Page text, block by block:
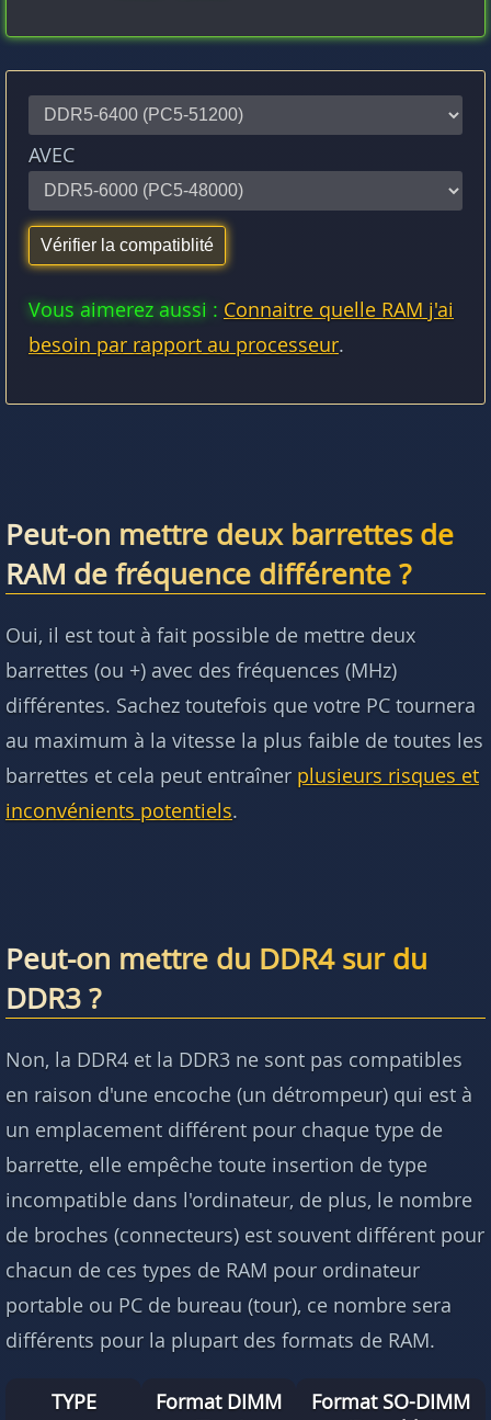
AVEC
Vous aimerez aussi : Connaitre quelle RAM j'ai
besoin par rapport au processeur.
Peut-on mettre deux barrettes de
RAM de fréquence différente ?
Oui, il est tout à fait possible de mettre deux
barrettes (ou +) avec des fréquences (MHz)
différentes. Sachez toutefois que votre PC tournera
au maximum à la vitesse la plus faible de toutes les
barrettes et cela peut entraîner plusieurs risques et
inconvénients potentiels.
Peut-on mettre du DDR4 sur du
DDR3 ?
Non, la DDR4 et la DDR3 ne sont pas compatibles
en raison d'une encoche (un détrompeur) qui est à
un emplacement différent pour chaque type de
barrette, elle empêche toute insertion de type
incompatible dans l'ordinateur, de plus, le nombre
de broches (connecteurs) est souvent différent pour
chacun de ces types de RAM pour ordinateur
portable ou PC de bureau (tour), ce nombre sera
différents pour la plupart des formats de RAM.
TYPE
Format DIMM
Format SO-DIMM